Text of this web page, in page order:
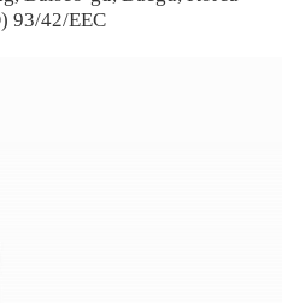
93/42/EEC